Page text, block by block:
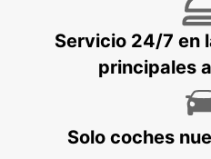
MELBOURNE
DANDENONG - AUSTRALIA
Servicio 24/7 en
principales
Solo coches